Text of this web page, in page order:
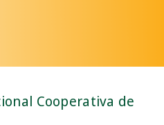
Cooperativa de